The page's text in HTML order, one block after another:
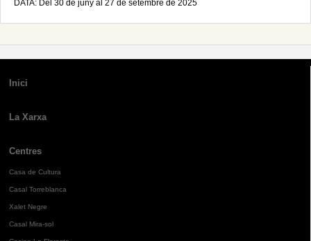
DATA: Del 30 de juny al 27 de setembre de 2025
Inici
La Xarxa
Centres
Casa de Cultura
Casal Torreblanca
Xalet Negre
Casal Mira-sol